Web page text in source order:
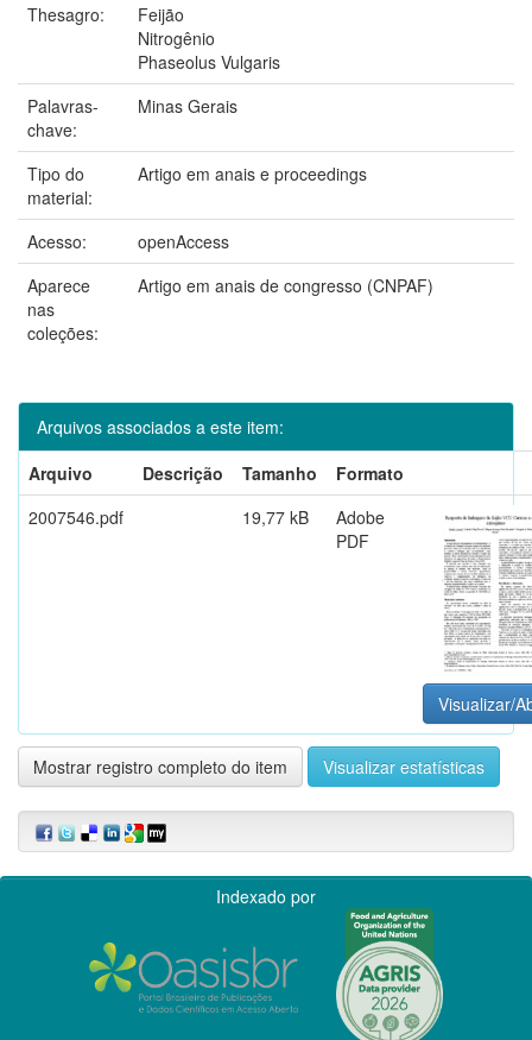
Thesagro:
Feijão
Nitrogênio
Phaseolus Vulgaris
Palavras-
chave:
Minas Gerais
Tipo do
material:
Artigo em anais e proceedings
Acesso:
openAccess
Aparece
nas
coleções:
Artigo em anais de congresso (CNPAF)
Arquivos associados a este item:
Arquivo
Descrição Tamanho
Formato
2007546.pdf
19,77 kB
Adobe
PDF
Visualizar/
Mostrar registro completo do item Visualizar estatísticas
Indexado por